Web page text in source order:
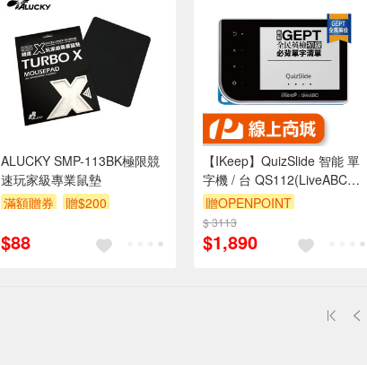
ALUCKY SMP-113BK極限競
速玩家級專業鼠墊
滿額贈券
贈$200
$88
【IKeep】QuizSlide 智能 單
字機 / 台 QS112(LiveABC英
檢初級必背單字)
贈OPENPOINT
$ 3113
$1,890